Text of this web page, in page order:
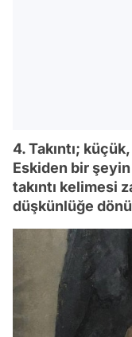
4. Takıntı;
Eskiden bir şeyin
takıntı kelimesi
düşkünlüğe